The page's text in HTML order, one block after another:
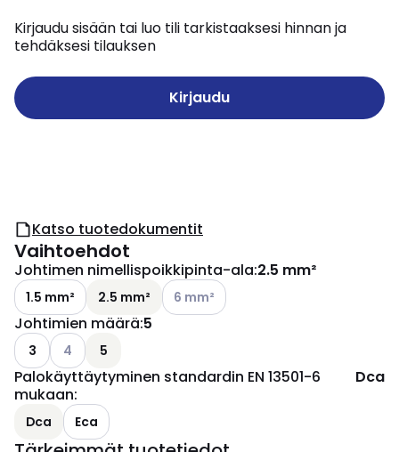
Kirjaudu sisään tai luo tili tarkistaaksesi hinnan ja
tehdäksesi tilauksen
Kirjaudu
Katso tuotedokumentit
Vaihtoehdot
Johtimen nimellispoikkipinta-ala:2.5 mm²
1.5 mm² 2.5 mm² Katso käytettävissä olevat
6 mm²
Johtimien määrä:5
3 Katso käytettävissä olevat vaihtoehdot
4 5
Palokäyttäytyminen standardin EN 13501-6
mukaan:
Dca
Dca Eca